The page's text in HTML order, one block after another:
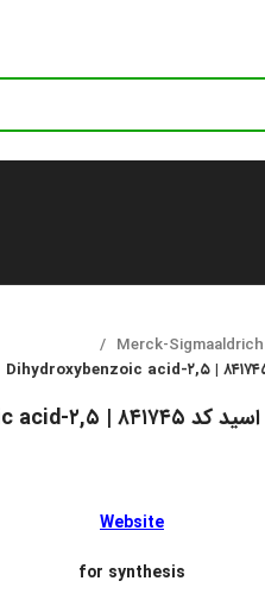
Merck-Sigmaaldrich
Website
for synthesis